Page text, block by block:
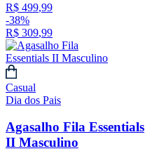
R$ 499,99
-38%
R$ 309,99
Casual
Dia dos Pais
Agasalho Fila Essentials
II Masculino